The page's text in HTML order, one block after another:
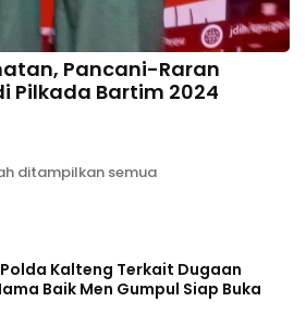
Pancani-Raran
Pilkada Bartim 2024
ditampilkan semua
Kalteng Terkait Dugaan
Baik Men Gumpul Siap Buka